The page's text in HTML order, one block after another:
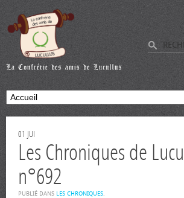
01 JUI
Les Chroniques de
n°692
PUBLIÉ DANS LES CHRONIQUES.